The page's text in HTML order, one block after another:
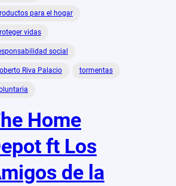
para el hogar
vidas
social
Riva Palacio tormentas
Home
ft Los
de la